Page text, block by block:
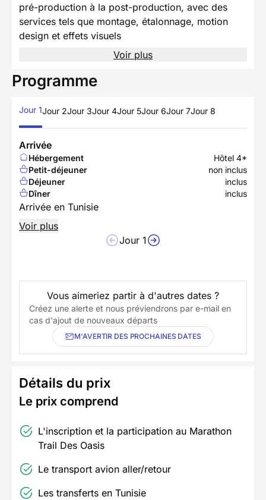
pré-production à la post-production, avec des
services tels que montage, étalonnage, motion
design et effets visuels
Voir plus
Programme
Jour 1Jour 2Jour 3Jour 4Jour 5Jour 6Jour 7Jour 8
Arrivée
Hébergement
Hôtel 4*
Petit-déjeuner
non inclus
Déjeuner
inclus
Dîner
inclus
Arrivée en Tunisie
Voir plus
Jour 1
Vous aimeriez partir à d'autres dates ?
Créez une alerte et nous préviendrons par e-mail en
cas d'ajout de nouveaux départs
M'AVERTIR DES PROCHAINES DATES
Détails du prix
Le prix comprend
L'inscription et la participation au Marathon
Trail Des Oasis
Le transport avion aller/retour
Les transferts en Tunisie